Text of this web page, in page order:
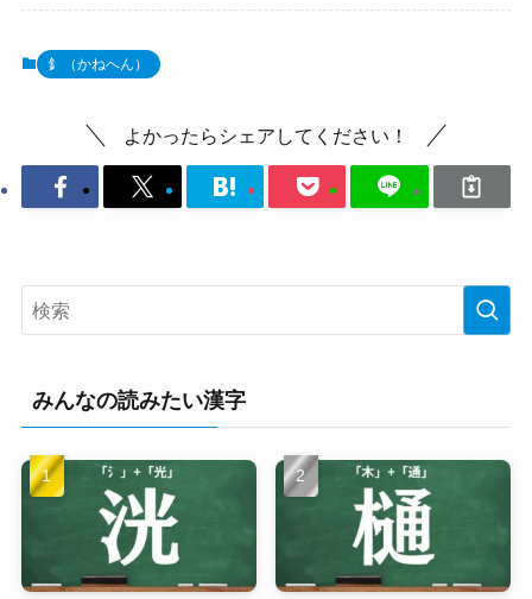
釒（かねへん）
よかったらシェアしてください！
みんなの読みたい漢字